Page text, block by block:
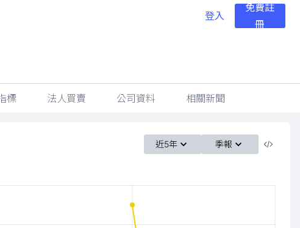
登入
免費註
冊
標 法人買賣 公司資料 相關新聞
近5年 季報